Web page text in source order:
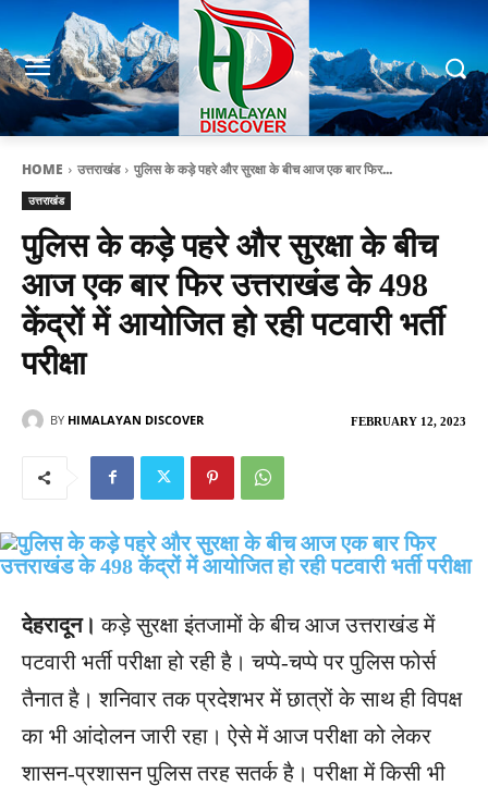
HOME उत्तराखंड पुलिस के कड़े पहरे और सुरक्षा के बीच आज एक बार फिर...
उत्तराखंड
पुलिस के कड़े पहरे और सुरक्षा के बीच
आज एक बार फिर उत्तराखंड के 498
केंद्रों में आयोजित हो रही पटवारी भर्ती
परीक्षा
FEBRUARY 12, 2023
BY HIMALAYAN DISCOVER
देहरादून। कड़े सुरक्षा इंतजामों के बीच आज उत्तराखंड में
पटवारी भर्ती परीक्षा हो रही है। चप्पे-चप्पे पर पुलिस फोर्स
तैनात है। शनिवार तक प्रदेशभर में छात्रों के साथ ही विपक्ष
का भी आंदोलन जारी रहा। ऐसे में आज परीक्षा को लेकर
शासन-प्रशासन पुलिस तरह सतर्क है। परीक्षा में किसी भी